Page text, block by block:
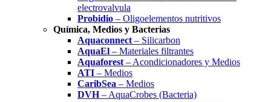
electrovalvula
Probidio – Oligoelementos nutritivos
Química, Medios y Bacterias
Aquaconnect – Silicarbon
AquaEl – Materiales filtrantes
Aquaforest – Acondicionadores y Medios
ATI – Medios
CaribSea – Medios
DVH– AquaCrobes (Bacteria)